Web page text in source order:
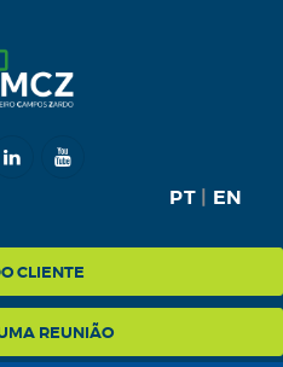
PT| EN
CLIENTE
REUNIÃO